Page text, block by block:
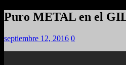
Puro METAL en el
septiembre 12, 2016 0